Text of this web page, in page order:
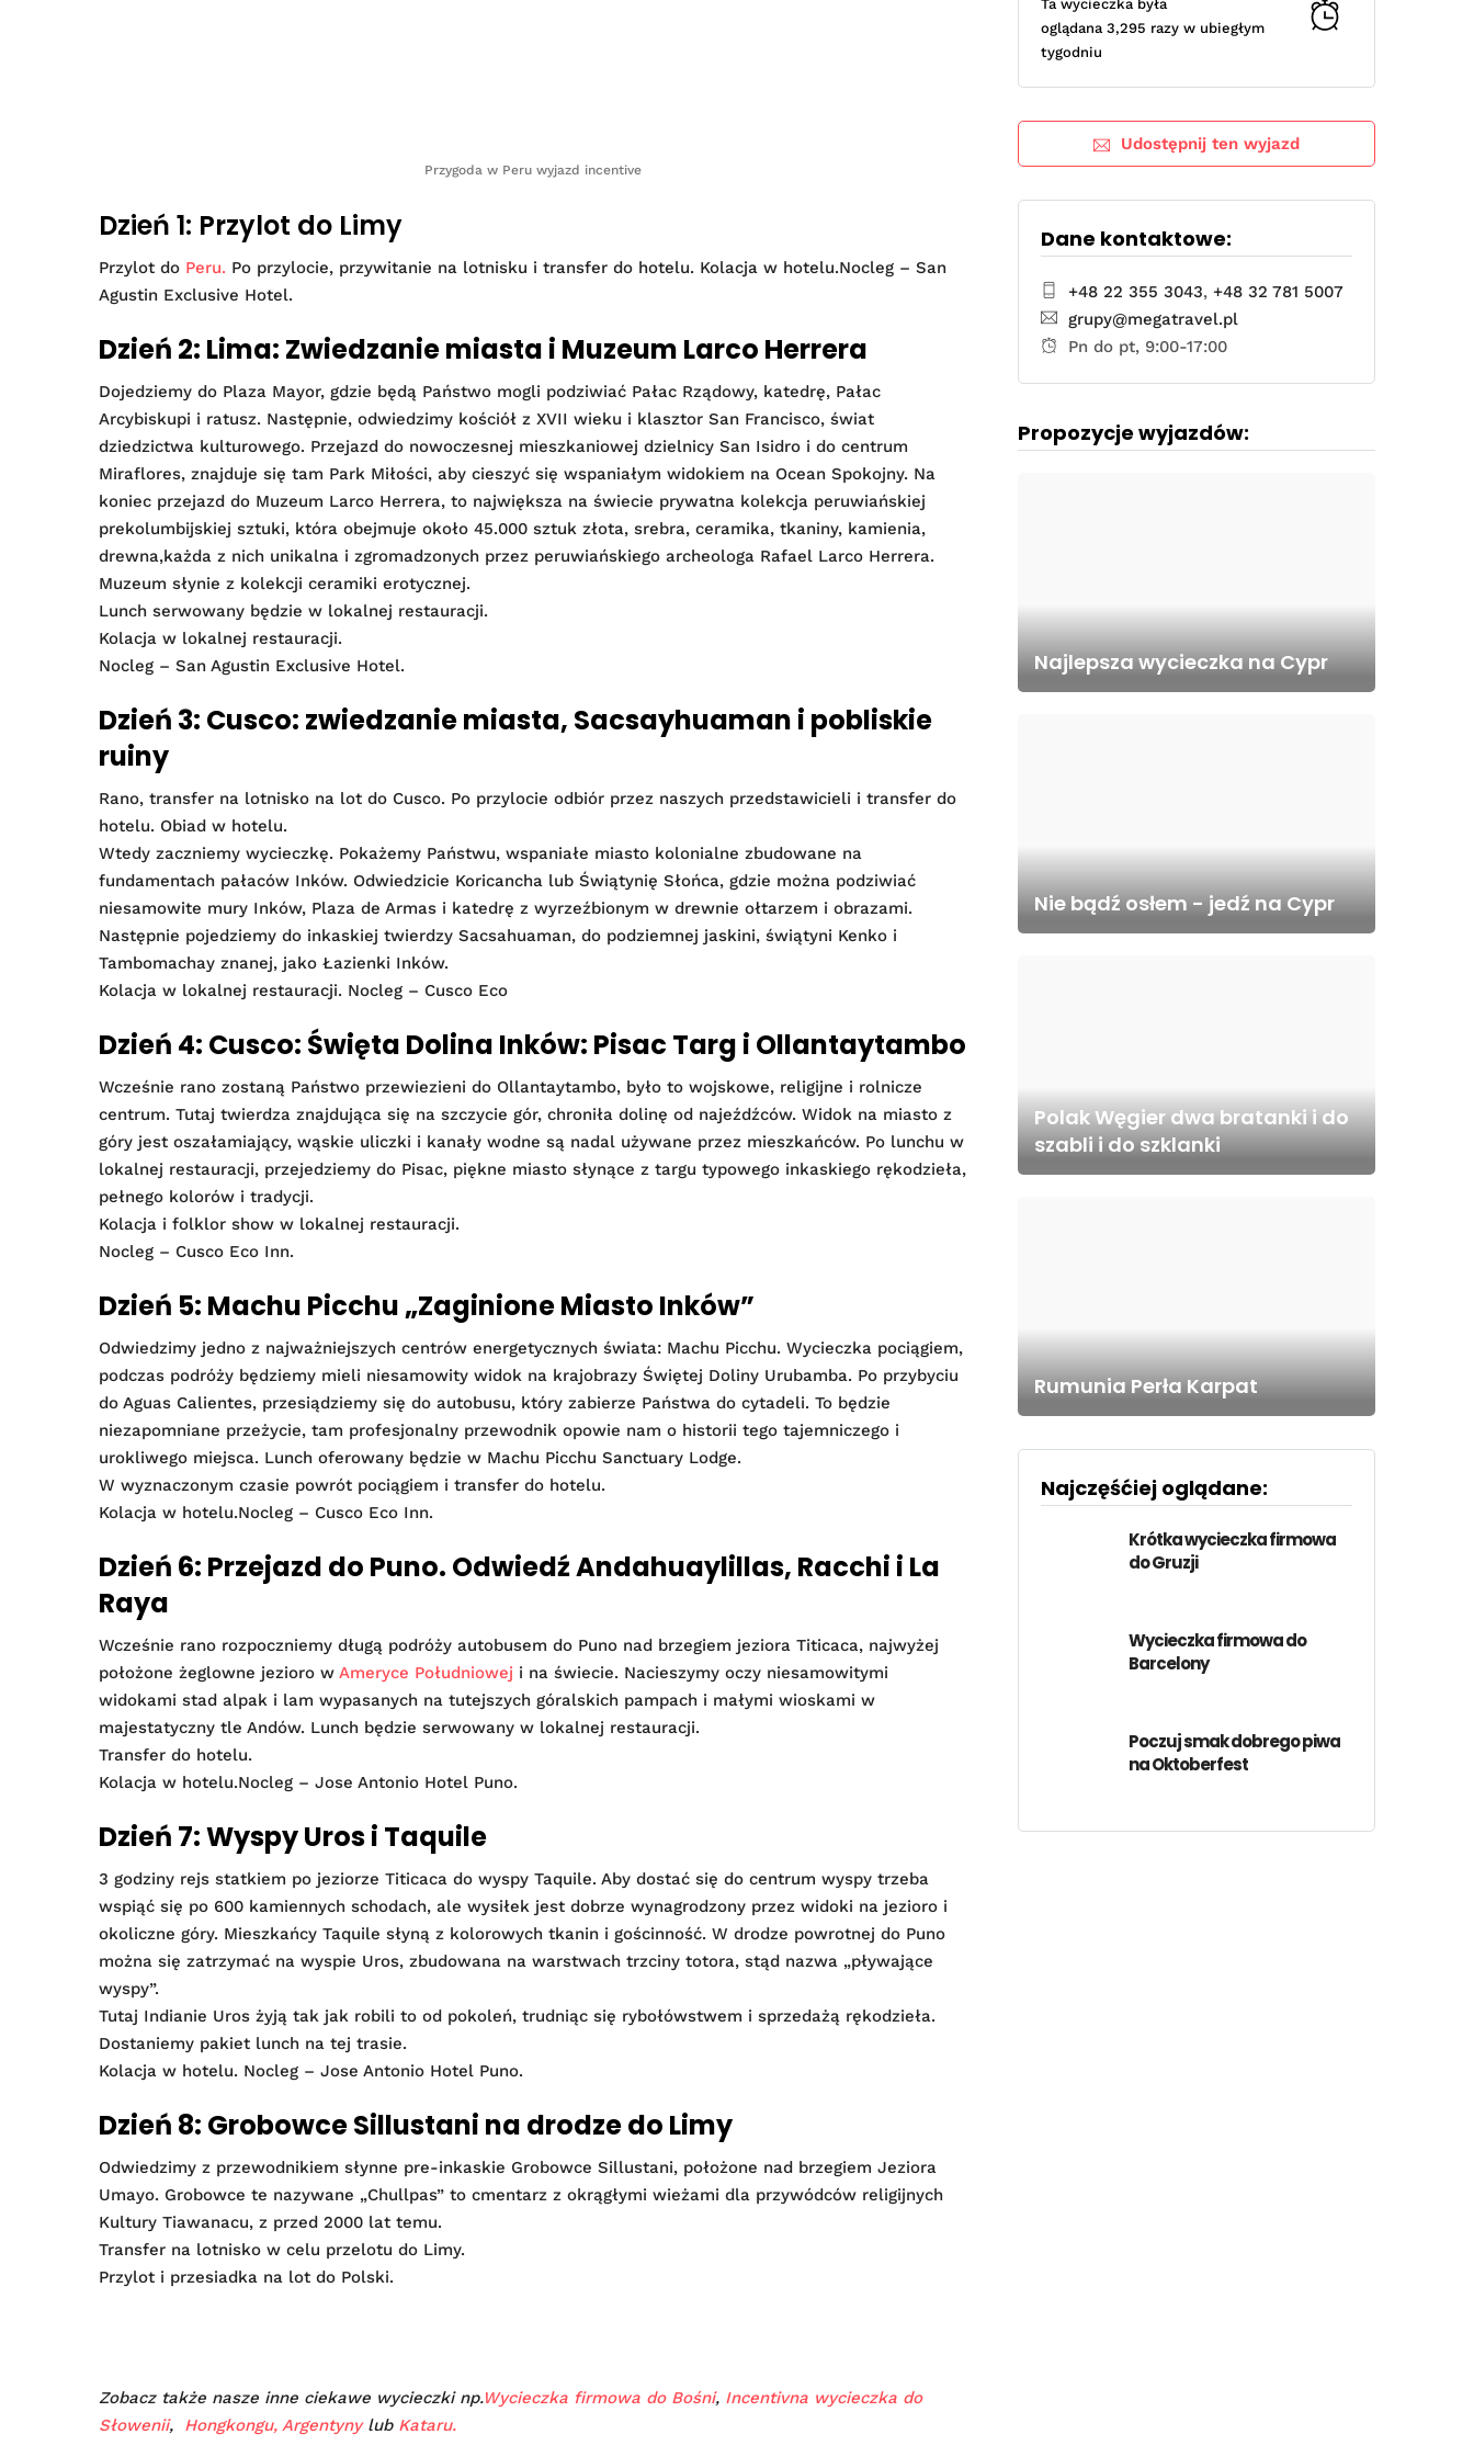
Przygoda w Peru wyjazd incentive
Dzień 1: Przylot do Limy
Przylot do Peru. Po przylocie, przywitanie na lotnisku i transfer do hotelu. Kolacja w hotelu.Nocleg – San
Agustin Exclusive Hotel.
Dzień 2: Lima: Zwiedzanie miasta i Muzeum Larco Herrera
Dojedziemy do Plaza Mayor, gdzie będą Państwo mogli podziwiać Pałac Rządowy, katedrę, Pałac
Arcybiskupi i ratusz. Następnie, odwiedzimy kościół z XVII wieku i klasztor San Francisco, świat
dziedzictwa kulturowego. Przejazd do nowoczesnej mieszkaniowej dzielnicy San Isidro i do centrum
Miraflores, znajduje się tam Park Miłości, aby cieszyć się wspaniałym widokiem na Ocean Spokojny. Na
koniec przejazd do Muzeum Larco Herrera, to największa na świecie prywatna kolekcja peruwiańskiej
prekolumbijskiej sztuki, która obejmuje około 45.000 sztuk złota, srebra, ceramika, tkaniny, kamienia,
drewna,każda z nich unikalna i zgromadzonych przez peruwiańskiego archeologa Rafael Larco Herrera.
Muzeum słynie z kolekcji ceramiki erotycznej.
Lunch serwowany będzie w lokalnej restauracji.
Kolacja w lokalnej restauracji.
Nocleg – San Agustin Exclusive Hotel.
Dzień 3: Cusco: zwiedzanie miasta, Sacsayhuaman i pobliskie
ruiny
Rano, transfer na lotnisko na lot do Cusco. Po przylocie odbiór przez naszych przedstawicieli i transfer do
hotelu. Obiad w hotelu.
Wtedy zaczniemy wycieczkę. Pokażemy Państwu, wspaniałe miasto kolonialne zbudowane na
fundamentach pałaców Inków. Odwiedzicie Koricancha lub Świątynię Słońca, gdzie można podziwiać
niesamowite mury Inków, Plaza de Armas i katedrę z wyrzeźbionym w drewnie ołtarzem i obrazami.
Następnie pojedziemy do inkaskiej twierdzy Sacsahuaman, do podziemnej jaskini, świątyni Kenko i
Tambomachay znanej, jako Łazienki Inków.
Kolacja w lokalnej restauracji. Nocleg – Cusco Eco
Dzień 4: Cusco: Święta Dolina Inków: Pisac Targ i Ollantaytambo
Wcześnie rano zostaną Państwo przewiezieni do Ollantaytambo, było to wojskowe, religijne i rolnicze
centrum. Tutaj twierdza znajdująca się na szczycie gór, chroniła dolinę od najeźdźców. Widok na miasto z
góry jest oszałamiający, wąskie uliczki i kanały wodne są nadal używane przez mieszkańców. Po lunchu w
lokalnej restauracji, przejedziemy do Pisac, piękne miasto słynące z targu typowego inkaskiego rękodzieła,
pełnego kolorów i tradycji.
Kolacja i folklor show w lokalnej restauracji.
Nocleg – Cusco Eco Inn.
Dzień 5: Machu Picchu „Zaginione Miasto Inków”
Odwiedzimy jedno z najważniejszych centrów energetycznych świata: Machu Picchu. Wycieczka pociągiem,
podczas podróży będziemy mieli niesamowity widok na krajobrazy Świętej Doliny Urubamba. Po przybyciu
do Aguas Calientes, przesiądziemy się do autobusu, który zabierze Państwa do cytadeli. To będzie
niezapomniane przeżycie, tam profesjonalny przewodnik opowie nam o historii tego tajemniczego i
urokliwego miejsca. Lunch oferowany będzie w Machu Picchu Sanctuary Lodge.
W wyznaczonym czasie powrót pociągiem i transfer do hotelu.
Kolacja w hotelu.Nocleg – Cusco Eco Inn.
Dzień 6: Przejazd do Puno. Odwiedź Andahuaylillas, Racchi i La
Raya
Wcześnie rano rozpoczniemy długą podróży autobusem do Puno nad brzegiem jeziora Titicaca, najwyżej
położone żeglowne jezioro w Ameryce Południowej i na świecie. Nacieszymy oczy niesamowitymi
widokami stad alpak i lam wypasanych na tutejszych góralskich pampach i małymi wioskami w
majestatyczny tle Andów. Lunch będzie serwowany w lokalnej restauracji.
Transfer do hotelu.
Kolacja w hotelu.Nocleg – Jose Antonio Hotel Puno.
Dzień 7: Wyspy Uros i Taquile
3 godziny rejs statkiem po jeziorze Titicaca do wyspy Taquile. Aby dostać się do centrum wyspy trzeba
wspiąć się po 600 kamiennych schodach, ale wysiłek jest dobrze wynagrodzony przez widoki na jezioro i
okoliczne góry. Mieszkańcy Taquile słyną z kolorowych tkanin i gościnność. W drodze powrotnej do Puno
można się zatrzymać na wyspie Uros, zbudowana na warstwach trzciny totora, stąd nazwa „pływające
wyspy”.
Tutaj Indianie Uros żyją tak jak robili to od pokoleń, trudniąc się rybołówstwem i sprzedażą rękodzieła.
Dostaniemy pakiet lunch na tej trasie.
Kolacja w hotelu. Nocleg – Jose Antonio Hotel Puno.
Dzień 8: Grobowce Sillustani na drodze do Limy
Odwiedzimy z przewodnikiem słynne pre-inkaskie Grobowce Sillustani, położone nad brzegiem Jeziora
Umayo. Grobowce te nazywane „Chullpas” to cmentarz z okrągłymi wieżami dla przywódców religijnych
Kultury Tiawanacu, z przed 2000 lat temu.
Transfer na lotnisko w celu przelotu do Limy.
Przylot i przesiadka na lot do Polski.
Zobacz także nasze inne ciekawe wycieczki np.Wycieczka firmowa do Bośni, Incentivna wycieczka do
Słowenii, Hongkongu, Argentynylub Kataru.
Ta wycieczka była
oglądana 3,295 razy w ubiegłym
tygodniu
Udostępnij ten wyjazd
Dane kontaktowe:
+48 22 355 3043,+48 32 781 5007
grupy@megatravel.pl
Pn do pt, 9:00-17:00
Propozycje wyjazdów:
Najlepsza wycieczka na Cypr
Nie bądź osłem - jedź na Cypr
Polak Węgier dwa bratanki i do
szabli i do szklanki
Rumunia Perła Karpat
Najczęśćiej oglądane:
Krótka wycieczka firmowa
do Gruzji
Wycieczka firmowa do
Barcelony
Poczuj smak dobrego piwa
na Oktoberfest